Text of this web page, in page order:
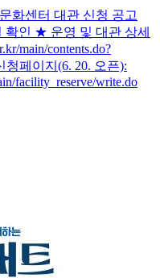
화센터 대관 신청 공고
확인 ★ 운영 및 대관 상세
main/contents.do?
페이지(6. 20. 오픈):
facility_reserve/write.do